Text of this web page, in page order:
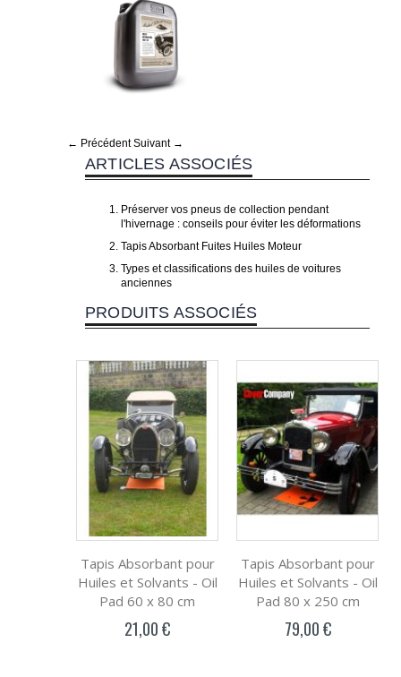
← Précédent Suivant →
ARTICLES ASSOCIÉS
Préserver vos pneus de collection pendant
l'hivernage : conseils pour éviter les déformations
Tapis Absorbant Fuites Huiles Moteur
Types et classifications des huiles de voitures
anciennes
PRODUITS ASSOCIÉS
Tapis Absorbant pour
Huiles et Solvants - Oil
Pad 60 x 80 cm
21,00 €
Tapis Absorbant pour
Huiles et Solvants - Oil
Pad 80 x 250 cm
79,00 €